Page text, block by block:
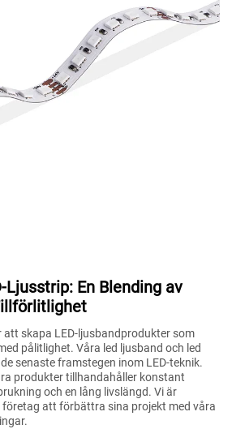
Ljusstrip: En Blending av
att skapa LED-ljusbandprodukter som
pålitlighet. Våra led ljusband och led
senaste framstegen inom LED-teknik.
produkter tillhandahåller konstant
och en lång livslängd. Vi är
att förbättra sina projekt med våra